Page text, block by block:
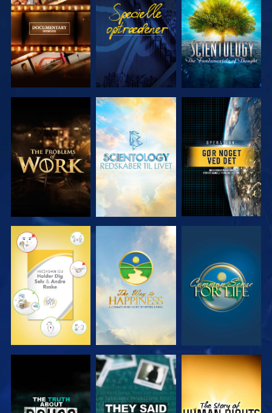
UDFORSK
SERIEN
SE
UDFORSK
SERIEN
UDFORSK
SERIEN
UDFORSK
SERIEN
SE
SE SE SE
SE SE